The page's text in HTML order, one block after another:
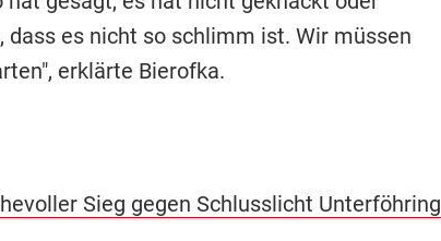
dass es nicht so schlimm ist. Wir müssen
erklärte Bierofka.
Sieg gegen Schlusslicht Unterföhring